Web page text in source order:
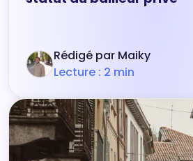
Rédigé par Maiky
Lecture : 2 min